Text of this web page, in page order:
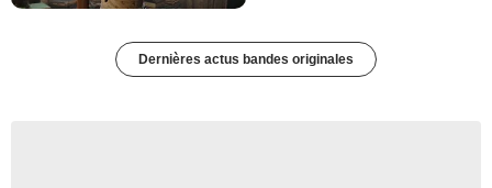
Dernières actus bandes originales